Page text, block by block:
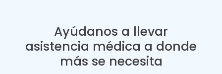
Ayúdanos a llevar
asistencia médica a donde
más se necesita